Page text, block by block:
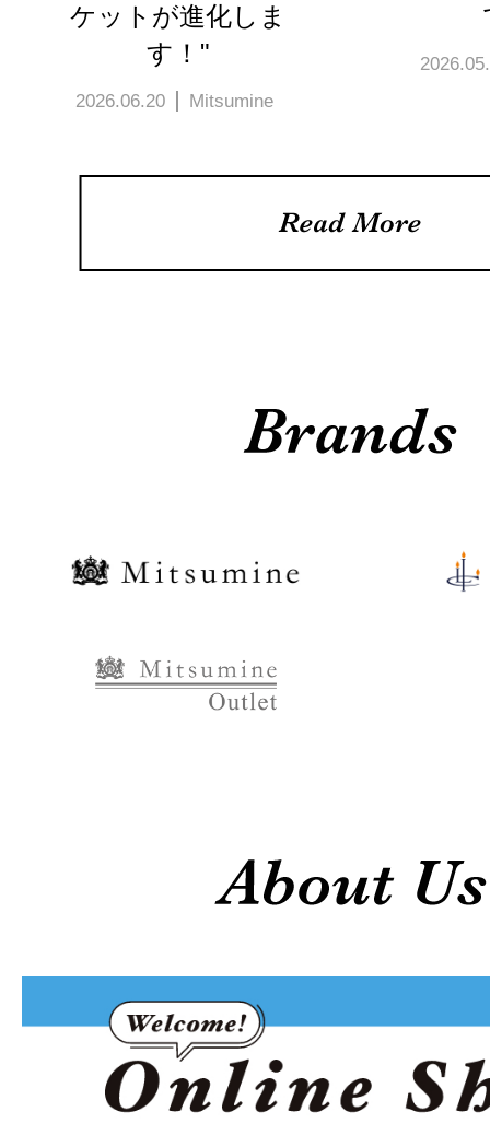
ケットが進化しま
す！"
2026.06.20 Mitsumine